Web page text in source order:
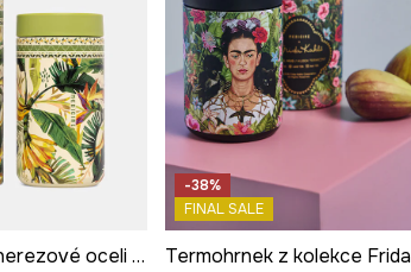
Hrnek termo z nerezové oceli 480 ml
-38%
FINAL SALE
Termohrnek z kolekce Frida